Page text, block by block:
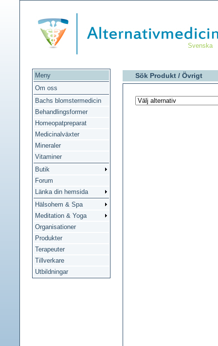
Svenska
Meny
Om oss
Bachs blomstermedicin
Behandlingsformer
Homeopatpreparat
Medicinalväxter
Mineraler
Vitaminer
Butik
Forum
Länka din hemsida
Hälsohem & Spa
Meditation & Yoga
Organisationer
Produkter
Terapeuter
Tillverkare
Utbildningar
Sök Produkt / Övrigt